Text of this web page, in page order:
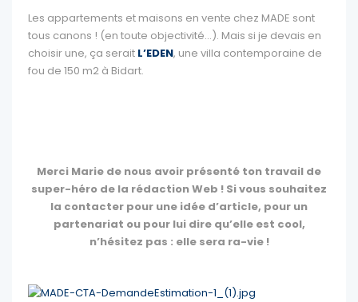
Les appartements et maisons en vente chez MADE sont
tous canons ! (en toute objectivité…). Mais si je devais en
choisir une, ça serait L’EDEN, une villa contemporaine de
fou de 150 m2 à Bidart.
Merci Marie de nous avoir présenté ton travail de
super-héro de la rédaction Web ! Si vous souhaitez
la contacter pour une idée d’article, pour un
partenariat ou pour lui dire qu’elle est cool,
n’hésitez pas : elle sera ra-vie !